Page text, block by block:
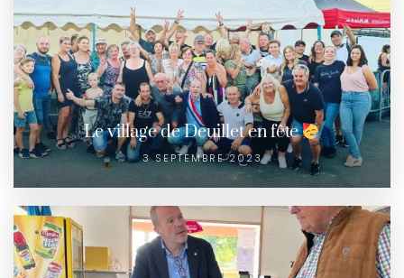
Le village de Deuillet en fête
3 SEPTEMBRE 2023